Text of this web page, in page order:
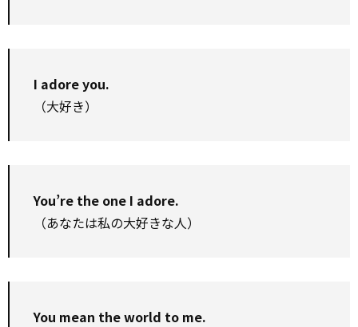
I adore you.
（大好き）
You’re the one I adore.
（あなたは私の大好きな人）
You mean the world to me.